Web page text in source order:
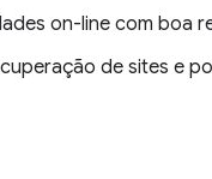
on-line com boa
de sites e